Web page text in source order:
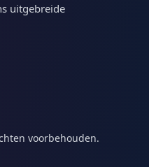
uitgebreide
voorbehouden.